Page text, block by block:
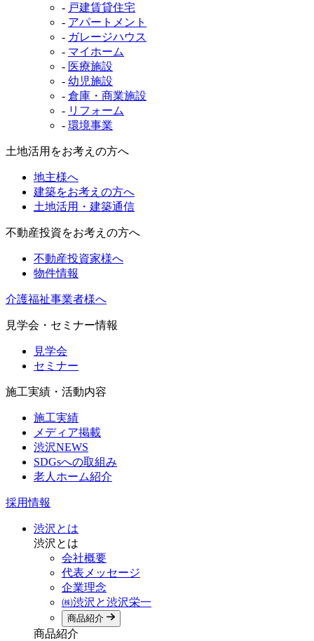
- 戸建賃貸住宅
- アパートメント
- ガレージハウス
- マイホーム
- 医療施設
- 幼児施設
- 倉庫・商業施設
- リフォーム
- 環境事業
土地活用をお考えの方へ
地主様へ
建築をお考えの方へ
土地活用・建築通信
不動産投資をお考えの方へ
不動産投資家様へ
物件情報
介護福祉事業者様へ
見学会・セミナー情報
見学会
セミナー
施工実績・活動内容
施工実績
メディア掲載
渋沢NEWS
SDGsへの取組み
老人ホーム紹介
採用情報
渋沢とは
渋沢とは
会社概要
代表メッセージ
企業理念
㈱渋沢と渋沢栄一
商品紹介
商品紹介